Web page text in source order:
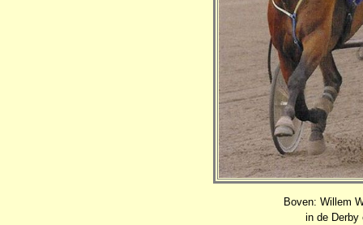
Boven: Willem
in de Derby